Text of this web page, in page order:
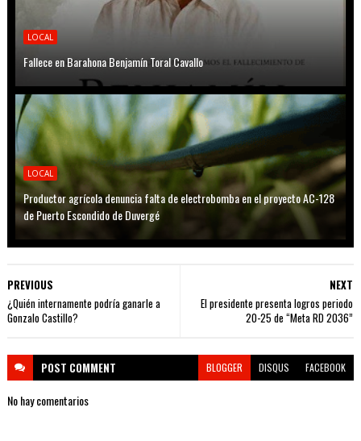
LOCAL
Fallece en Barahona Benjamín Toral Cavallo
LOCAL
Productor agrícola denuncia falta de electrobomba en el proyecto AC-128
de Puerto Escondido de Duvergé
NEXT
El presidente presenta logros periodo
20-25 de “Meta RD 2036”
PREVIOUS
¿Quién internamente podría ganarle a
Gonzalo Castillo?
POST COMMENT BLOGGER DISQUS FACEBOOK
No hay comentarios